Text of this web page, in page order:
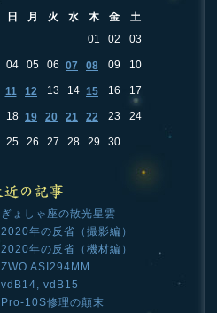
日 月 火 水 木 金
土
01
02 03
04 05 06 07 08 09 10
11 12 13 14 15 16 17
18 19 20 21 22 23 24
25 26 27 28 29 30
ぎょしゃ座の散光星雲
2020年の反省（撮影編）
2020年の反省（機材編）
ZWO ASI294MM
vdB14, vdB15
Pro-10S修理の顛末